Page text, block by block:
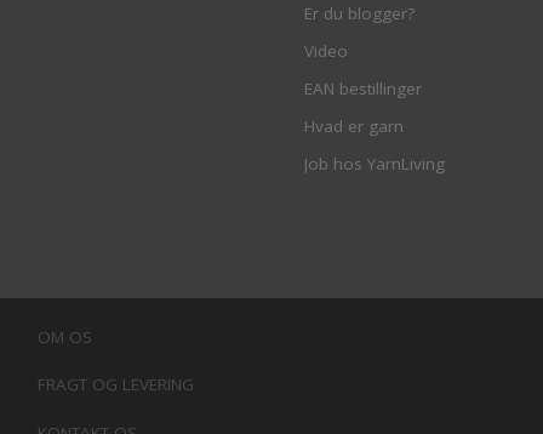
Er du blogger?
Video
EAN bestillinger
Hvad er garn
Job hos YarnLiving
OM OS
FRAGT OG LEVERING